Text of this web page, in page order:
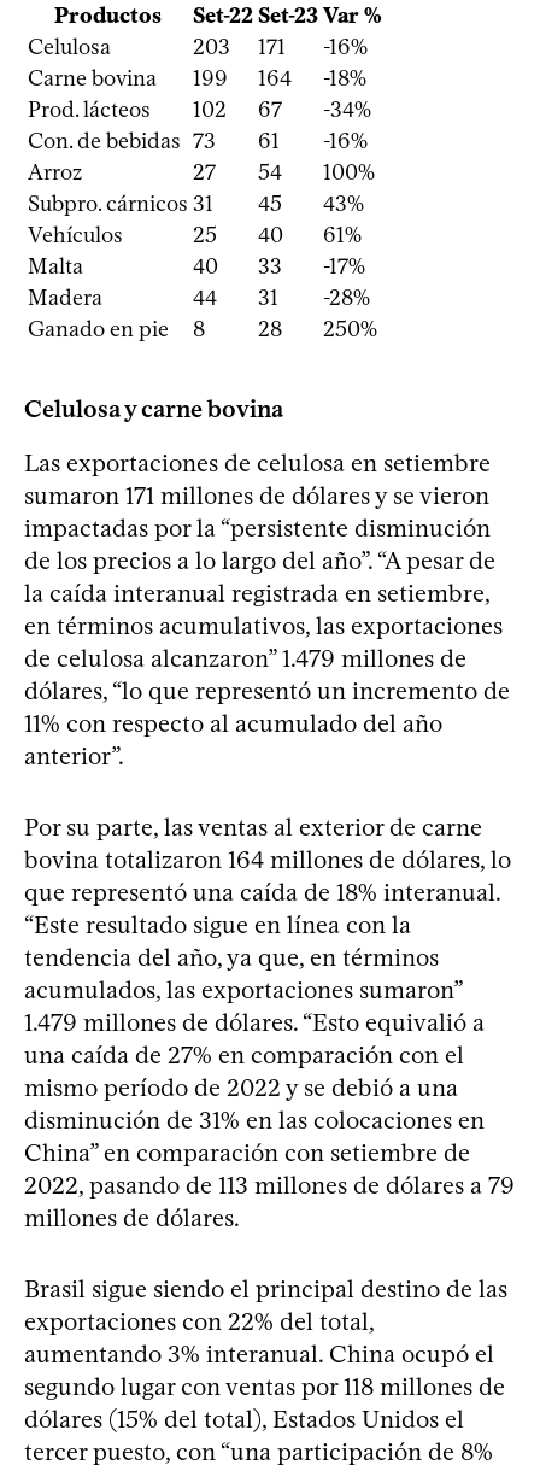
Productos Set-22Set-23Var %
Celulosa
203 171
-16%
Carne bovina
199 164
-18%
Prod. lácteos
102 67
-34%
Con. de bebidas 73 61
-16%
Arroz
27 54
100%
Subpro. cárnicos 31 45
43%
Vehículos
25 40
61%
Malta
40 33
-17%
Madera
44 31
-28%
Ganado en pie
8 28 250%
Celulosa y carne bovina
Las exportaciones de celulosa en setiembre
sumaron 171 millones de dólares y se vieron
impactadas por la “persistente disminución
de los precios a lo largo del año”. “A pesar de
la caída interanual registrada en setiembre,
en términos acumulativos, las exportaciones
de celulosa alcanzaron” 1.479 millones de
dólares, “lo que representó un incremento de
11% con respecto al acumulado del año
anterior”.
Por su parte, las ventas al exterior de carne
bovina totalizaron 164 millones de dólares, lo
que representó una caída de 18% interanual.
“Este resultado sigue en línea con la
tendencia del año, ya que, en términos
acumulados, las exportaciones sumaron”
1.479 millones de dólares. “Esto equivalió a
una caída de 27% en comparación con el
mismo período de 2022 y se debió a una
disminución de 31% en las colocaciones en
China” en comparación con setiembre de
2022, pasando de 113 millones de dólares a 79
millones de dólares.
Brasil sigue siendo el principal destino de las
exportaciones con 22% del total,
aumentando 3% interanual. China ocupó el
segundo lugar con ventas por 118 millones de
dólares (15% del total), Estados Unidos el
tercer puesto, con “una participación de 8%